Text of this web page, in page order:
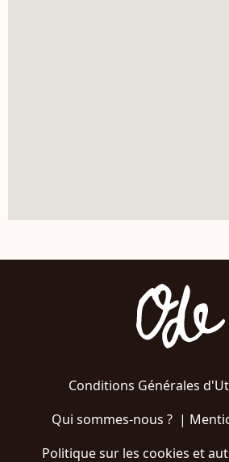
Conditions Générales
Qui sommes-nous ?|
Politique sur les cookies et